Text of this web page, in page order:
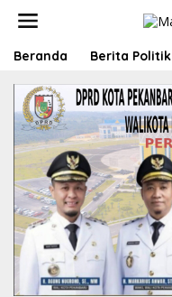
Beranda Berita Politik